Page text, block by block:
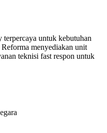
untuk kebutuhan
menyediakan unit
teknisi fast respon untuk